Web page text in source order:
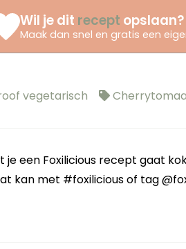
Wil je dit recept opslaan?
Maak dan snel en gratis een
vegetarisch
je een Foxilicious recept gaat
kan met #foxilicious of tag